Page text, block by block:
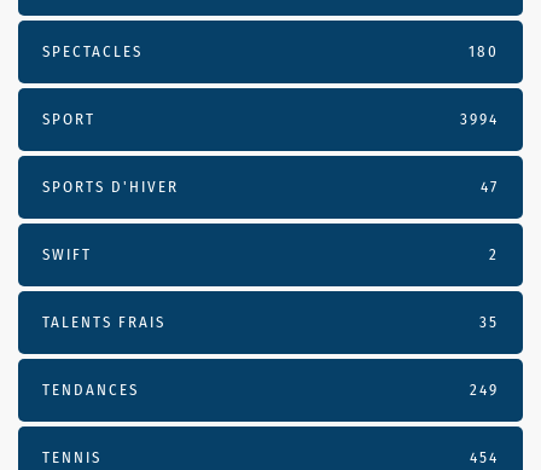
SPECTACLES 180
SPORT 3994
SPORTS D'HIVER 47
SWIFT 2
TALENTS FRAIS 35
TENDANCES 249
TENNIS 454